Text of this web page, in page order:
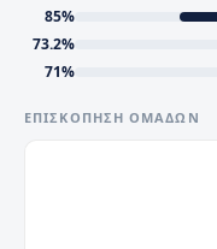
85%
73.2%
71%
ΕΠΙΣΚΌΠΗΣΗ ΟΜΆΔΩΝ